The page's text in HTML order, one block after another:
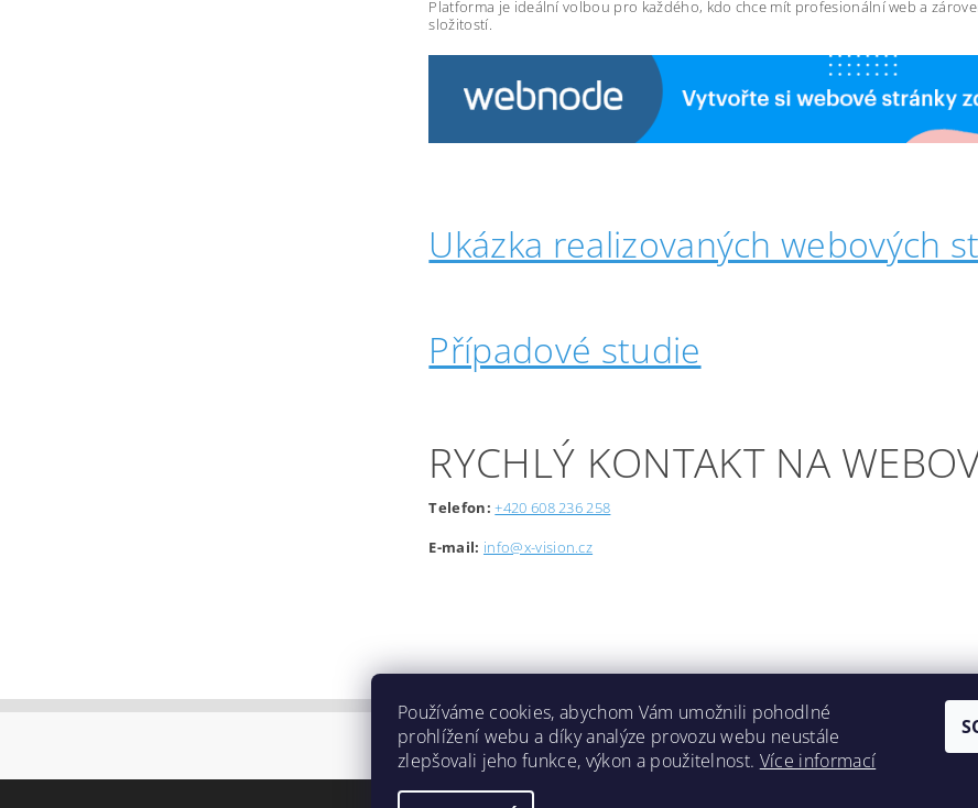
Platforma je ideální volbou pro každého, kdo chce mít profesionální web a
složitostí.
Ukázka realizovaných webových
Případové studie
RYCHLÝ KONTAKT NA
Telefon: +420 608 236 258
E-mail: info@x-vision.cz
Lokality
Používáme cookies, abychom Vám umožnili pohodlné
prohlížení webu a díky analýze provozu webu neustále
zlepšovali jeho funkce, výkon a použitelnost. Více informací